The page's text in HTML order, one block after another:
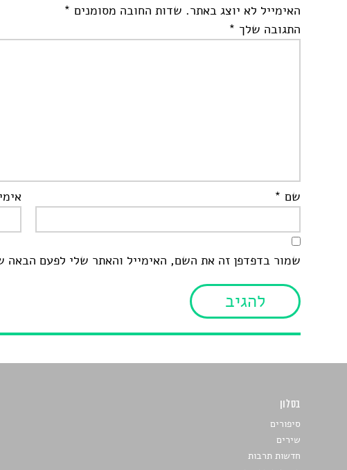
האימייל לא יוצג באתר. שדות החובה מסומנים *
התגובה שלך *
שם *
שמור בדפדפן זה את השם, האימייל והאתר שלי לפעם הבאה
בסלון
סיפורים
שירים
חדשות תרבות